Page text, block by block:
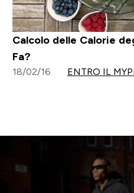
Calcolo delle Calorie
Fa?
18/02/16 ENTRO IL